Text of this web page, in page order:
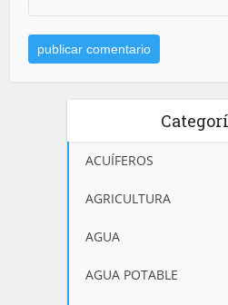
ACUÍFEROS
AGRICULTURA
AGUA
AGUA POTABLE